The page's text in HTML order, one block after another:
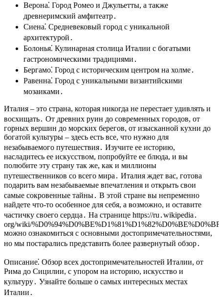
Верона⁚ Город Ромео и Джульетты, а также
древнеримский амфитеатр․
Сиена⁚ Средневековый город с уникальной
архитектурой․
Болонья⁚ Кулинарная столица Италии с богатыми
гастрономическими традициями․
Бергамо⁚ Город с историческим центром на холме․
Равенна⁚ Город с уникальными византийскими
мозаиками․
Италия – это страна, которая никогда не перестает удивлять и
восхищать․ От древних руин до современных городов, от
горных вершин до морских берегов, от изысканной кухни до
богатой культуры – здесь есть все, что нужно для
незабываемого путешествия․ Изучите ее историю,
насладитесь ее искусством, попробуйте ее блюда, и вы
полюбите эту страну так же, как и миллионы
путешественников со всего мира․ Италия ждет вас, готова
подарить вам незабываемые впечатления и открыть свои
самые сокровенные тайны․ В этой стране вы непременно
найдете что-то особенное для себя, а возможно, и оставите
частичку своего сердца․ На странице https://ru․wikipedia․
org/wiki/
можно ознакомиться с основными достопримечательностями,
но мы постарались представить более развернутый обзор․
Описание⁚ Обзор всех достопримечательностей Италии, от
Рима до Сицилии, с упором на историю, искусство и
культуру․ Узнайте больше о самых интересных местах
Италии․